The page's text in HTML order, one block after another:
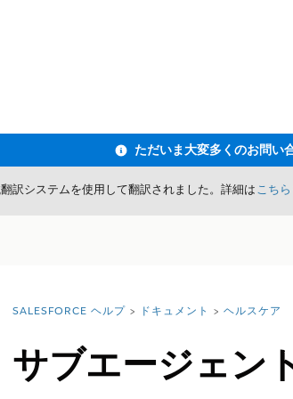
訳システムを使用して翻訳されました。詳細はこちら
示詳細情報:
SALESFORCE ヘルプ ドキュメント ヘルスケア
サブエージェン